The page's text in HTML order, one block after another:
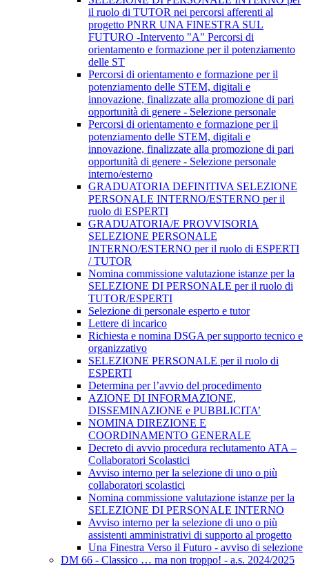
il ruolo di TUTOR nei percorsi afferenti al
progetto PNRR UNA FINESTRA SUL
FUTURO -Intervento "A" Percorsi di
orientamento e formazione per il potenziamento
delle ST
Percorsi di orientamento e formazione per il
potenziamento delle STEM, digitali e
innovazione, finalizzate alla promozione di pari
opportunità di genere - Selezione personale
Percorsi di orientamento e formazione per il
potenziamento delle STEM, digitali e
innovazione, finalizzate alla promozione di pari
opportunità di genere - Selezione personale
interno/esterno
GRADUATORIA DEFINITIVA SELEZIONE
PERSONALE INTERNO/ESTERNO per il
ruolo di ESPERTI
GRADUATORIA/E PROVVISORIA
SELEZIONE PERSONALE
INTERNO/ESTERNO per il ruolo di ESPERTI
/ TUTOR
Nomina commissione valutazione istanze per la
SELEZIONE DI PERSONALE per il ruolo di
TUTOR/ESPERTI
Selezione di personale esperto e tutor
Lettere di incarico
Richiesta e nomina DSGA per supporto tecnico e
organizzativo
SELEZIONE PERSONALE per il ruolo di
ESPERTI
Determina per l’avvio del procedimento
AZIONE DI INFORMAZIONE,
DISSEMINAZIONE e PUBBLICITA’
NOMINA DIREZIONE E
COORDINAMENTO GENERALE
Decreto di avvio procedura reclutamento ATA –
Collaboratori Scolastici
Avviso interno per la selezione di uno o più
collaboratori scolastici
Nomina commissione valutazione istanze per la
SELEZIONE DI PERSONALE INTERNO
Avviso interno per la selezione di uno o più
assistenti amministrativi di supporto al progetto
Una Finestra Verso il Futuro - avviso di selezione
DM 66 - Classico … ma non troppo! - a.s. 2024/2025